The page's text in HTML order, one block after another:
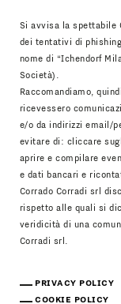
Si avvisa la spettabile
dei tentativi di
nome di “Ichendorf
Società).
Raccomandiamo,
ricevessero
e/o da indirizzi email/
evitare di: cliccare
aprire e compilare
e dati bancari e
Corrado Corradi srl
rispetto alle quali si
veridicità di una
Corradi srl.
PRIVACY POLICY
COOKIE POLICY